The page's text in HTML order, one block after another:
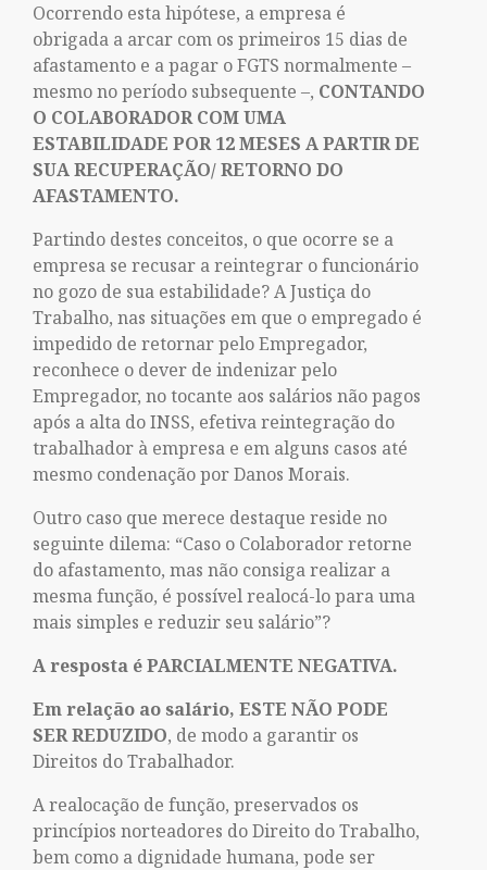
Ocorrendo esta hipótese, a empresa é
obrigada a arcar com os primeiros 15 dias de
afastamento e a pagar o FGTS normalmente –
mesmo no período subsequente –, CONTANDO
O COLABORADOR COM UMA
ESTABILIDADE POR 12 MESES A PARTIR DE
SUA RECUPERAÇÃO/ RETORNO DO
AFASTAMENTO.
Partindo destes conceitos, o que ocorre se a
empresa se recusar a reintegrar o funcionário
no gozo de sua estabilidade? A Justiça do
Trabalho, nas situações em que o empregado é
impedido de retornar pelo Empregador,
reconhece o dever de indenizar pelo
Empregador, no tocante aos salários não pagos
após a alta do INSS, efetiva reintegração do
trabalhador à empresa e em alguns casos até
mesmo condenação por Danos Morais.
Outro caso que merece destaque reside no
seguinte dilema: “Caso o Colaborador retorne
do afastamento, mas não consiga realizar a
mesma função, é possível realocá-lo para uma
mais simples e reduzir seu salário”?
A resposta é PARCIALMENTE NEGATIVA.
Em relação ao salário, ESTE NÃO PODE
SER REDUZIDO, de modo a garantir os
Direitos do Trabalhador.
A realocação de função, preservados os
princípios norteadores do Direito do Trabalho,
bem como a dignidade humana, pode ser